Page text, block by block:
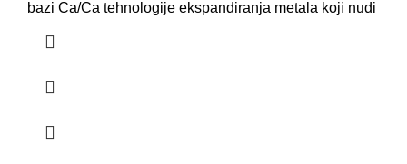
bazi Ca/Ca tehnologije ekspandiranja metala koji nudi